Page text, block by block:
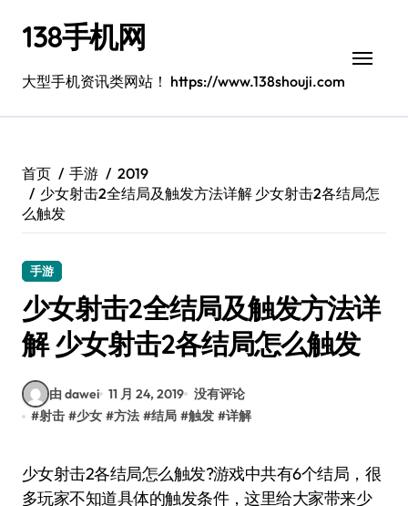
138手机网
大型手机资讯类网站！ https://www.138shouji.com
首页 手游
2019
少女射击2全结局及触发方法详解 少女射击2各结局怎
么触发
手游
少女射击2全结局及触发方法详
解 少女射击2各结局怎么触发
由 dawei 11 月 24, 2019 没有评论
#射击 #少女 #方法 #结局 #触发 #详解
少女射击2各结局怎么触发?游戏中共有6个结局，很
多玩家不知道具体的触发条件，这里给大家带来少